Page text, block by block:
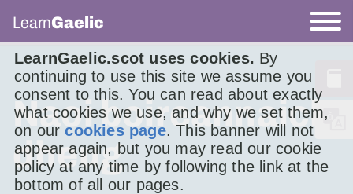
LearnGaelic.scot uses cookies. By
continuing to use this site we assume you
consent to this. You can read about exactly
what cookies we use, and why we set them,
on ourcookies page. This banner will not
appear again, but you may read our cookie
policy at any time by following the link at the
bottom of all our pages.
LearnGaelic
Naoi boireannaich
dheug